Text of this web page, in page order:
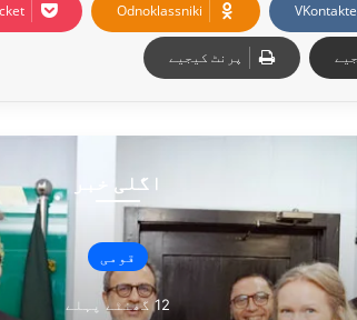
VKontakte
Odnoklassniki
پرنٹ کیجیے
اگلی خبر
قومی
12 گھنٹے پہلے